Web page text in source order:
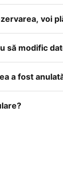
voi
să modific
a fost